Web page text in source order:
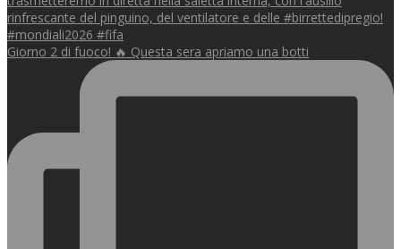
Giorno 2 di fuoco! 🔥 Questa sera apriamo una botti